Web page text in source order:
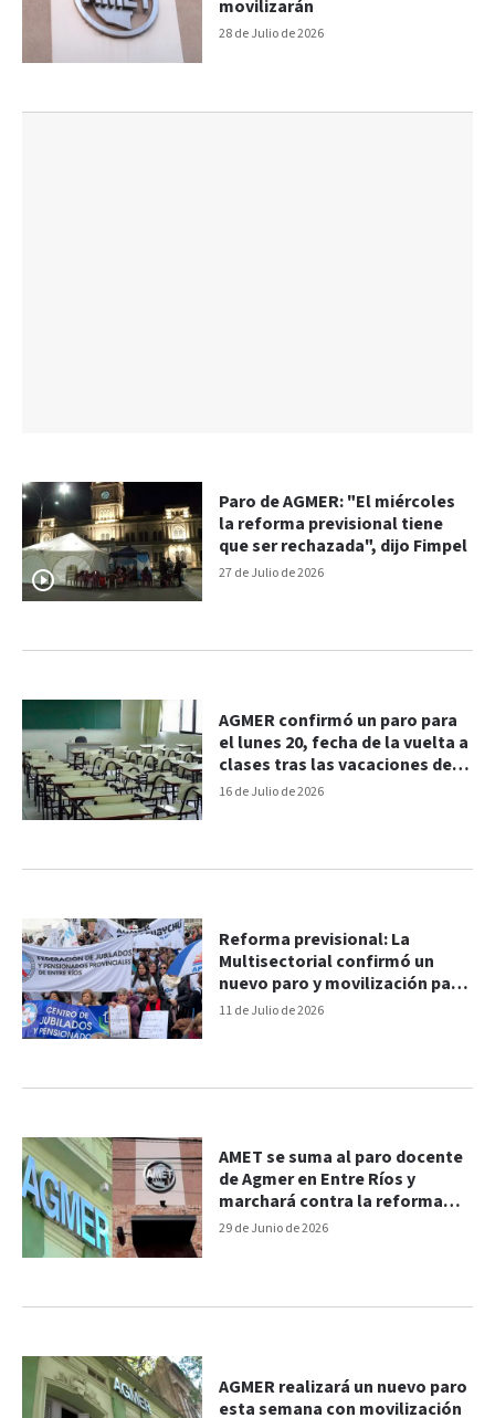
28 de Julio de 2026
movilizarán
27 de Julio de 2026
Paro de AGMER: "El miércoles
la reforma previsional tiene
que ser rechazada", dijo Fimpel
16 de Julio de 2026
AGMER confirmó un paro para
el lunes 20, fecha de la vuelta a
clases tras las vacaciones de
invierno
11 de Julio de 2026
Reforma previsional: La
Multisectorial confirmó un
nuevo paro y movilización para
el 15 de julio
29 de Junio de 2026
AMET se suma al paro docente
de Agmer en Entre Ríos y
marchará contra la reforma
previsional
AGMER realizará un nuevo paro
esta semana con movilización